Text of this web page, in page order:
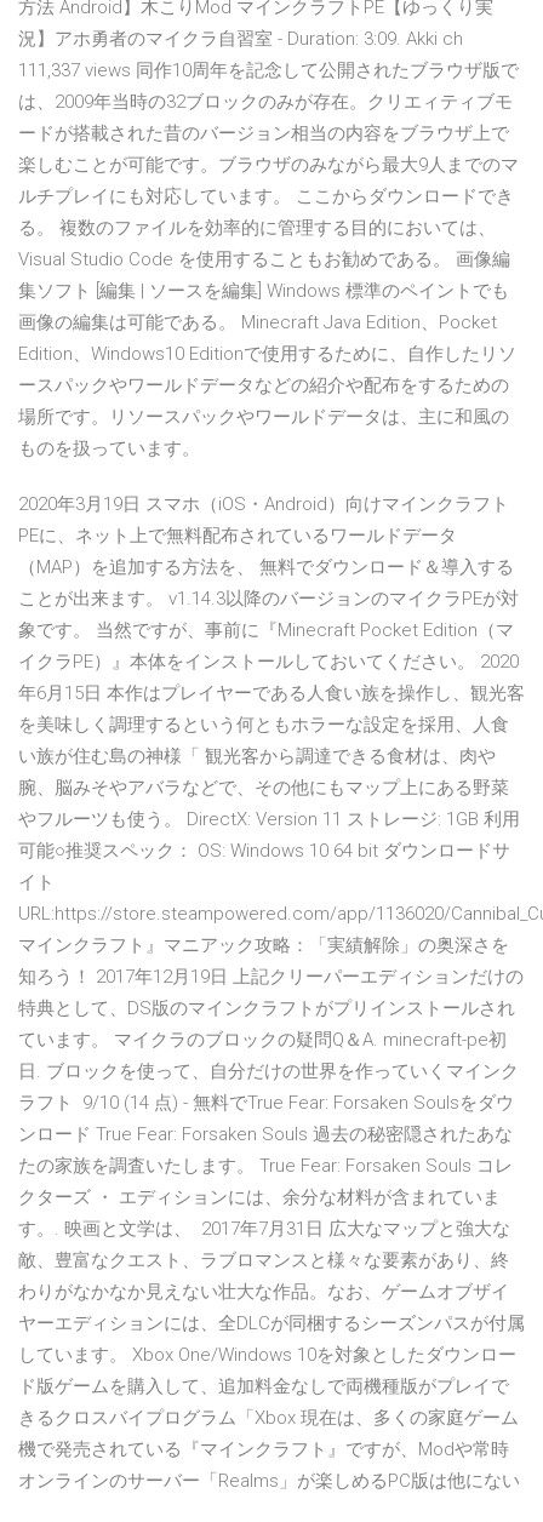
方法 Android】木こりMod マインクラフトPE【ゆっくり実
況】アホ勇者のマイクラ自習室 - Duration: 3:09. Akki ch
111,337 views 同作10周年を記念して公開されたブラウザ版で
は、2009年当時の32ブロックのみが存在。クリエィティブモ
ードが搭載された昔のバージョン相当の内容をブラウザ上で
楽しむことが可能です。ブラウザのみながら最大9人までのマ
ルチプレイにも対応しています。 ここからダウンロードでき
る。 複数のファイルを効率的に管理する目的においては、
Visual Studio Code を使用することもお勧めである。 画像編
集ソフト [編集 | ソースを編集] Windows 標準のペイントでも
画像の編集は可能である。 Minecraft Java Edition、Pocket
Edition、Windows10 Editionで使用するために、自作したリソ
ースパックやワールドデータなどの紹介や配布をするための
場所です。リソースパックやワールドデータは、主に和風の
ものを扱っています。
2020年3月19日 スマホ（iOS・Android）向けマインクラフト
PEに、ネット上で無料配布されているワールドデータ
（MAP）を追加する方法を、 無料でダウンロード＆導入する
ことが出来ます。 v1.14.3以降のバージョンのマイクラPEが対
象です。 当然ですが、事前に『Minecraft Pocket Edition（マ
イクラPE）』本体をインストールしておいてください。 2020
年6月15日 本作はプレイヤーである人食い族を操作し、観光客
を美味しく調理するという何ともホラーな設定を採用、人食
い族が住む島の神様「 観光客から調達できる食材は、肉や
腕、脳みそやアバラなどで、その他にもマップ上にある野菜
やフルーツも使う。 DirectX: Version 11 ストレージ: 1GB 利用
可能○推奨スペック： OS: Windows 10 64 bit ダウンロードサ
イト
URL:https://store.steampowered.com/app/1136020/
マインクラフト』マニアック攻略：「実績解除」の奥深さを
知ろう！ 2017年12月19日 上記クリーパーエディションだけの
特典として、DS版のマインクラフトがプリインストールされ
ています。 マイクラのブロックの疑問Q＆A. minecraft-pe初
日. ブロックを使って、自分だけの世界を作っていくマインク
ラフト 9/10 (14 点) - 無料でTrue Fear: Forsaken Soulsをダウ
ンロード True Fear: Forsaken Souls 過去の秘密隠されたあな
たの家族を調査いたします。 True Fear: Forsaken Souls コレ
クターズ ・ エディションには、余分な材料が含まれていま
す。. 映画と文学は、 2017年7月31日 広大なマップと強大な
敵、豊富なクエスト、ラブロマンスと様々な要素があり、終
わりがなかなか見えない壮大な作品。なお、ゲームオブザイ
ヤーエディションには、全DLCが同梱するシーズンパスが付属
しています。 Xbox One/Windows 10を対象としたダウンロー
ド版ゲームを購入して、追加料金なしで両機種版がプレイで
きるクロスバイプログラム「Xbox 現在は、多くの家庭ゲーム
機で発売されている『マインクラフト』ですが、Modや常時
オンラインのサーバー「Realms」が楽しめるPC版は他にない